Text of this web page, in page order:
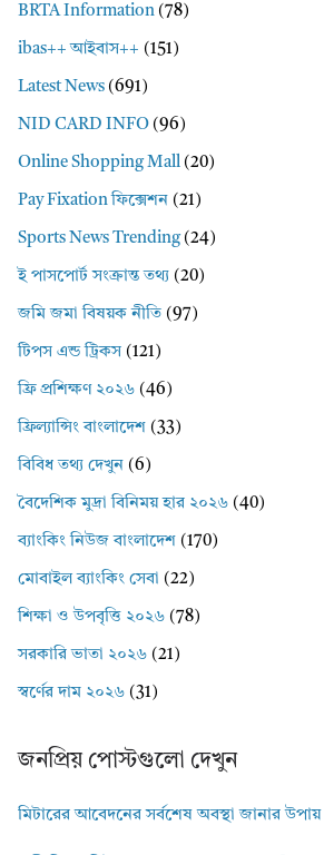
BRTA Information (78)
ibas++ আইবাস++ (151)
Latest News (691)
NID CARD INFO (96)
Online Shopping Mall (20)
Pay Fixation ফিক্সেশন (21)
Sports News Trending(24)
ই পাসপোর্ট সংক্রান্ত তথ্য (20)
জমি জমা বিষয়ক নীতি (97)
টিপস এন্ড ট্রিকস (121)
ফ্রি প্রশিক্ষণ ২০২৬ (46)
ফ্রিল্যান্সিং বাংলাদেশ (33)
বিবিধ তথ্য দেখুন (6)
বৈদেশিক মুদ্রা বিনিময় হার ২০২৬ (40)
ব্যাংকিং নিউজ বাংলাদেশ (170)
মোবাইল ব্যাংকিং সেবা (22)
শিক্ষা ও উপবৃত্তি ২০২৬ (78)
সরকারি ভাতা ২০২৬ (21)
স্বর্ণের দাম ২০২৬ (31)
জনপ্রিয় পোস্টগুলো দেখুন
মিটারের আবেদনের সর্বশেষ অবস্থা জানার